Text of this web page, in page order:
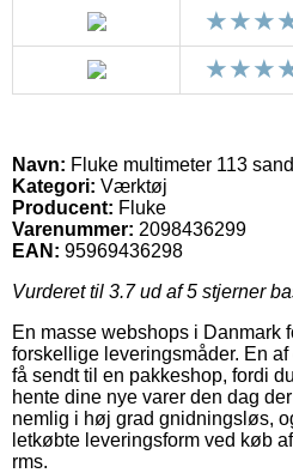
Navn: Fluke multimeter 113
Kategori: Værktøj
Producent: Fluke
Varenummer: 2098436299
EAN: 95969436298
Vurderet til 3.7ud af 5 stjerner
En masse webshops i Danmark
forskellige leveringsmåder. En
få sendt til en pakkeshop, fordi
hente dine nye varer den dag
nemlig i høj grad gnidningsløs,
letkøbte leveringsform ved køb
rms.